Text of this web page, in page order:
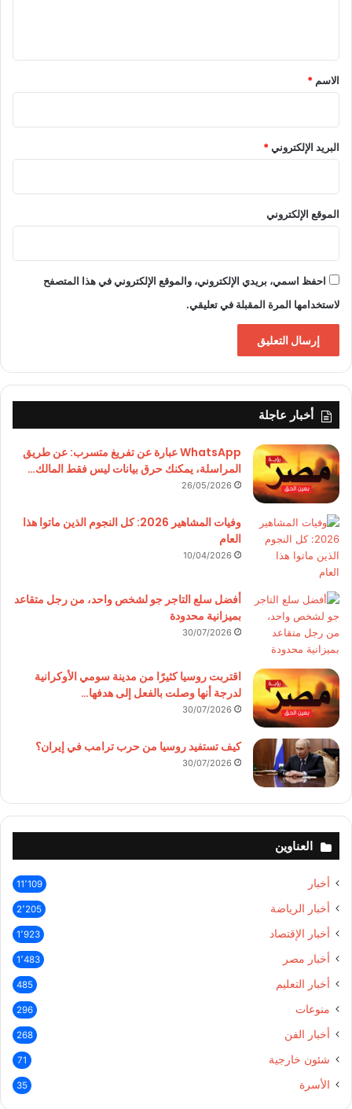
*
الاسم *
البريد الإلكتروني*
الموقع الإلكتروني
احفظ اسمي، بريدي الإلكتروني، والموقع الإلكتروني في هذا المتصفح
لاستخدامها المرة المقبلة في تعليقي.
أخبار عاجلة
WhatsApp عبارة عن تفريغ متسرب: عن طريق
المراسلة، يمكنك حرق بيانات ليس فقط المالك…
26/05/2026
وفيات المشاهير 2026: كل النجوم الذين ماتوا هذا
العام
10/04/2026
أفضل سلع التاجر جو لشخص واحد، من رجل متقاعد
بميزانية محدودة
30/07/2026
اقتربت روسيا كثيرًا من مدينة سومي الأوكرانية
لدرجة أنها وصلت بالفعل إلى هدفها…
30/07/2026
كيف تستفيد روسيا من حرب ترامب في إيران؟
30/07/2026
العناوين
أخبار 11٬109
أخبار الرياضة 2٬205
أخبار الإقتصاد 1٬923
أخبار مصر 1٬483
أخبار التعليم 485
منوعات 296
أخبار الفن 268
شئون خارجية 71
الأسرة 35